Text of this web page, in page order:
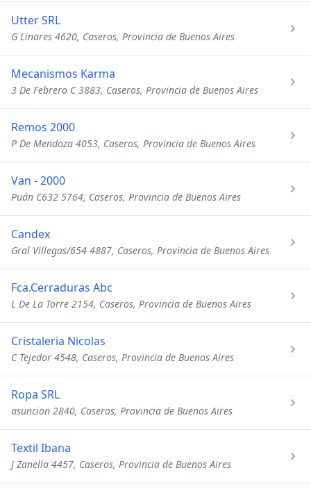
Utter SRL
G Linares 4620, Caseros, Provincia de Buenos Aires
Mecanismos Karma
3 De Febrero C 3883, Caseros, Provincia de Buenos Aires
Remos 2000
P De Mendoza 4053, Caseros, Provincia de Buenos Aires
Van - 2000
Puán C632 5764, Caseros, Provincia de Buenos Aires
Candex
Gral Villegas/654 4887, Caseros, Provincia de Buenos Aires
Fca.Cerraduras Abc
L De La Torre 2154, Caseros, Provincia de Buenos Aires
Cristaleria Nicolas
C Tejedor 4548, Caseros, Provincia de Buenos Aires
Ropa SRL
asuncion 2840, Caseros, Provincia de Buenos Aires
Textil Ibana
J Zanella 4457, Caseros, Provincia de Buenos Aires